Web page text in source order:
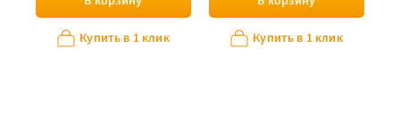
Купить в 1 клик Купить в 1 клик